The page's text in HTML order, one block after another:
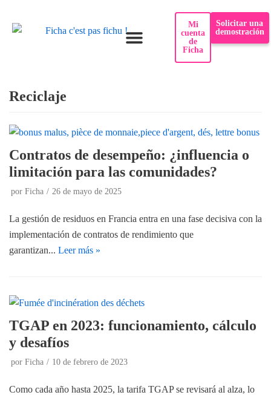
Mi
cuenta
de
Ficha
Solicitar una
demostración
Reciclaje
Contratos de desempeño: ¿influencia o
limitación para las comunidades?
por Ficha 26 de mayo de 2025
La gestión de residuos en Francia entra en una fase decisiva con la
implementación de contratos de rendimiento que
garantizan... Leer más »
TGAP en 2023: funcionamiento, cálculo
y desafíos
por Ficha 10 de febrero de 2023
Como cada año hasta 2025, la tarifa TGAP se revisará al alza, lo